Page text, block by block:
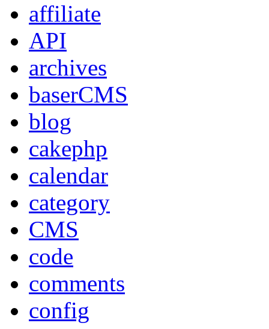
affiliate
API
archives
baserCMS
blog
cakephp
calendar
category
CMS
code
comments
config